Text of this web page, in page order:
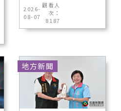
2026-
08-07
觀看人
次：
8187
地方新聞